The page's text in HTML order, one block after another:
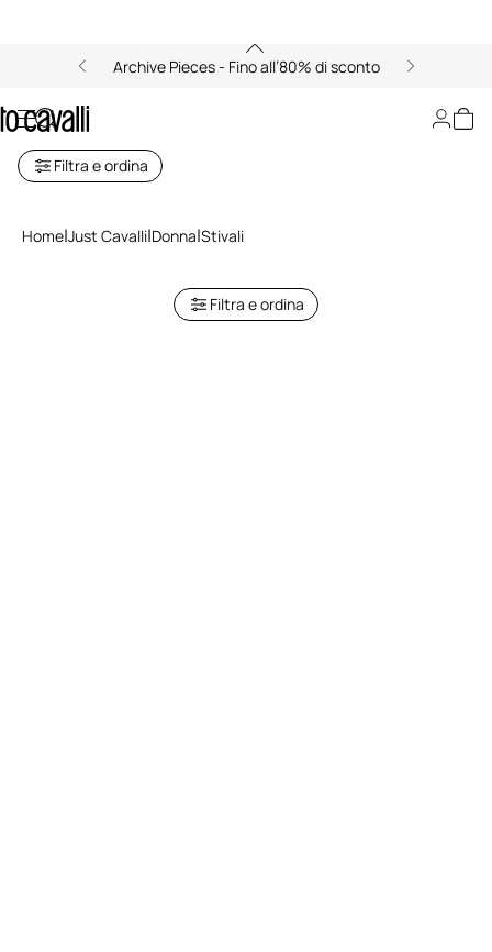
Archive Pieces - Fino all’80% di sconto
Stivali Donna Just Cavalli
Filtra e ordina
Home Just Cavalli Donna Stivali
Filtra e ordina